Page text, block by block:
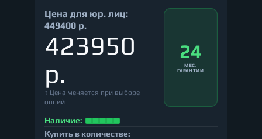
Цена для юр. лиц:
449400 р.
423950
р.
↕ Цена меняется при выборе
опций
24
МЕС.
ГАРАНТИИ
Наличие:
Купить в количестве: